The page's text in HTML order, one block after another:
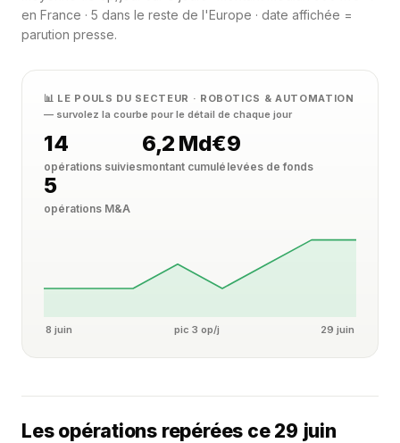
en France · 5 dans le reste de l'Europe · date affichée =
parution presse.
📊 LE POULS DU SECTEUR · ROBOTICS & AUTOMATION
— survolez la courbe pour le détail de chaque jour
14
opérations suivies
6,2 Md€
montant cumulé
9
levées de fonds
5
opérations M&A
8 juin pic 3 op/j 29 juin
Les opérations repérées ce 29 juin